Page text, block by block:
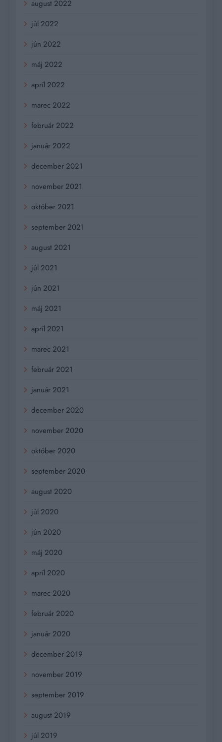
august 2022
júl 2022
jún 2022
máj 2022
apríl 2022
marec 2022
február 2022
január 2022
december 2021
november 2021
október 2021
september 2021
august 2021
júl 2021
jún 2021
máj 2021
apríl 2021
marec 2021
február 2021
január 2021
december 2020
november 2020
október 2020
september 2020
august 2020
júl 2020
jún 2020
máj 2020
apríl 2020
marec 2020
február 2020
január 2020
december 2019
november 2019
september 2019
august 2019
júl 2019